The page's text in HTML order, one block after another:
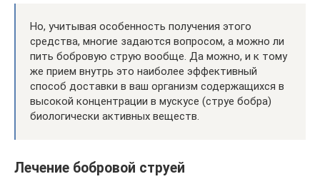
Но, учитывая особенность получения этого
средства, многие задаются вопросом, а можно ли
пить бобровую струю вообще. Да можно, и к тому
же прием внутрь это наиболее эффективный
способ доставки в ваш организм содержащихся в
высокой концентрации в мускусе (струе бобра)
биологически активных веществ.
Лечение бобровой струей